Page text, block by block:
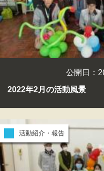
公開日：
2022年2月の活動風景
活動紹介・報告